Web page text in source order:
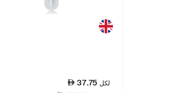
37.75 لكل